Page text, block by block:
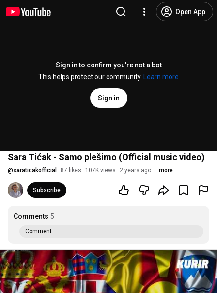
Open App
Sign in to confirm you’re not a bot
This helps protect our community.
Learn more
Sign in
Sara Tićak - Samo plešimo (Official music video)
@saraticakofficial 87 likes 107K views 2 years ago more
Subscribe
Comments 5
Comment...